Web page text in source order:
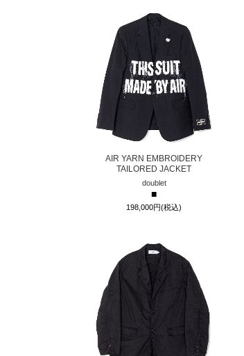
AIR YARN EMBROIDERY
TAILORED JACKET
doublet
■
198,000円(税込)